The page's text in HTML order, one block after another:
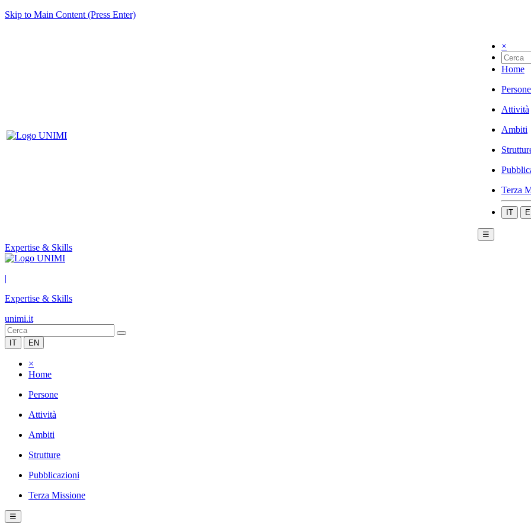
Skip to Main Content (Press Enter)
×
Home
Persone
Attività
Ambiti
Terza
IT
☰
Expertise & Skills
|
Expertise & Skills
unimi.it
IT EN
×
Home
Persone
Attività
Ambiti
Strutture
Pubblicazioni
Terza Missione
☰